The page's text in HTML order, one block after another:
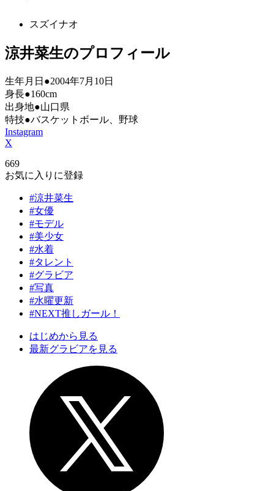
スズイナオ
涼井菜生のプロフィール
生年月日●2004年7月10日
身長●160cm
出身地●山口県
特技●バスケットボール、野球
Instagram
X
669
お気に入りに登録
#涼井菜生
#女優
#モデル
#美少女
#水着
#タレント
#グラビア
#写真
#水曜更新
#NEXT推しガール！
はじめから見る
最新グラビアを見る